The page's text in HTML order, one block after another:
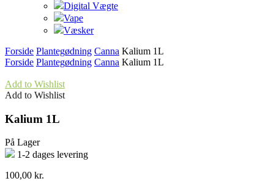
Digital Vægte
Vape
Væsker
Forside Plantegødning Canna Kalium 1L
Forside Plantegødning Canna Kalium 1L
Add to Wishlist
Add to Wishlist
Kalium 1L
På Lager
1-2 dages levering
100,00 kr.